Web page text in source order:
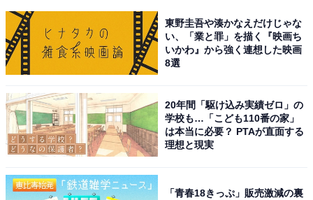
東野圭吾や湊かなえだけじゃな
い、「業と罪」を描く『映画ち
いかわ』から強く連想した映画
8選
20年間「駆け込み実績ゼロ」の
学校も…「こども110番の家」
は本当に必要？ PTAが直面する
理想と現実
「青春18きっぷ」販売激減の裏